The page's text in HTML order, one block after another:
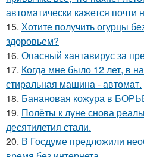
автоматически кажется почти
15. Хотите получить огурцы
здоровьем?
16. Опасный хантавирус за
17. Когда мне было 12 лет, в
стиральная машина - автомат.
18. Банановая кожура в
19. Полёты к луне снова
десятилетия стали.
20. В Госдуме предложили